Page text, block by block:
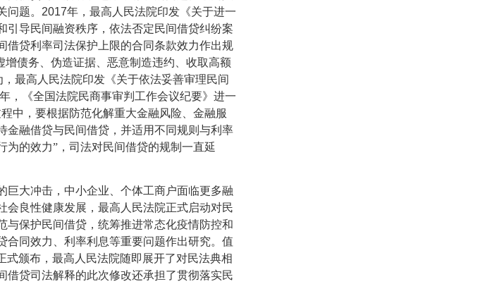
问题。 2017年，最高人民法院印发《关于进一
引导民间融资秩序，依法否定民间借贷纠纷案
借贷利率司法保护上限的合同条款效力作出规
增债务、伪造证据、恶意制造违约、收取高额
，最高人民法院印发《关于依法妥善审理民间
年，《全国法院民商事审判工作会议纪要》进一
中，要根据防范化解重大金融风险、金融服
金融借贷与民间借贷，并适用不同规则与利率
的效力”，司法对民间借贷的规制一直延
巨大冲击，中小企业、个体工商户面临更多融
会良性健康发展，最高人民法院正式启动对民
与保护民间借贷，统筹推进常态化疫情防控和
合同效力、利率利息等重要问题作出研究。值
式颁布，最高人民法院随即展开了对民法典相
借贷司法解释的此次修改还承担了贯彻落实民